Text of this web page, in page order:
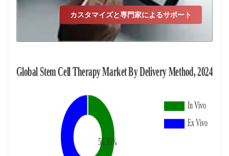
カスタマイズと専門家によるサポート